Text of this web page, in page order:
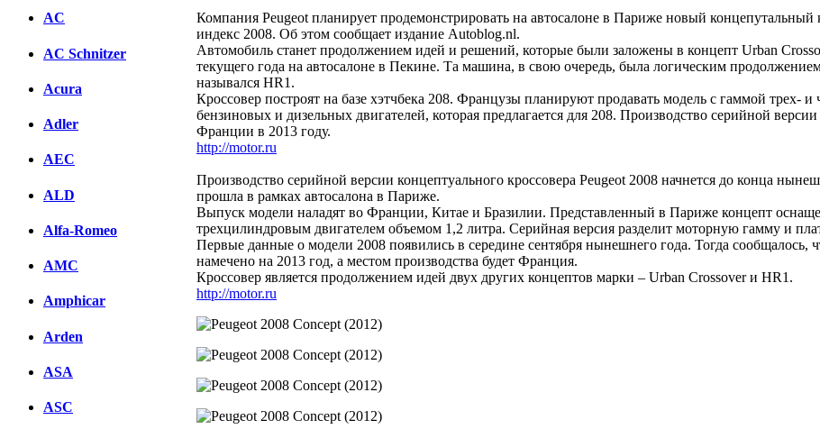
AC
AC Schnitzer
Acura
Adler
AEC
ALD
Alfa-Romeo
AMC
Amphicar
Arden
ASA
ASC
Компания Peugeot планирует продемонстрировать на автосалоне в Париже новый концепутальный
индекс 2008. Об этом сообщает издание Autoblog.nl.
Автомобиль станет продолжением идей и решений, которые были заложены в концепт Urban
текущего года на автосалоне в Пекине. Та машина, в свою очередь, была логическим
назывался HR1.
Кроссовер построят на базе хэтчбека 208. Французы планируют продавать модель с гаммой трех-
бензиновых и дизельных двигателей, которая предлагается для 208. Производство серийной
Франции в 2013 году.
http://motor.ru
Производство серийной версии концептуального кроссовера Peugeot 2008 начнется до конца
прошла в рамках автосалона в Париже.
Выпуск модели наладят во Франции, Китае и Бразилии. Представленный в Париже концепт
трехцилиндровым двигателем объемом 1,2 литра. Серийная версия разделит моторную гамму и
Первые данные о модели 2008 появились в середине сентября нынешнего года. Тогда сообщалось,
намечено на 2013 год, а местом производства будет Франция.
Кроссовер является продолжением идей двух других концептов марки – Urban Crossover и HR1.
http://motor.ru